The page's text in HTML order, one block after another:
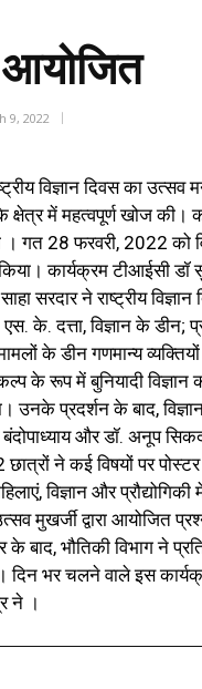
आयोजित
9, 2022
विज्ञान दिवस का उत्सव
के क्षेत्र में महत्वपूर्ण खोज
। गत 28 फरवरी, 2022
कार्यक्रम टीआईसी डॉ
सरदार ने राष्ट्रीय विज्ञान
के. दत्ता, विज्ञान के डीन;
के डीन गणमान्य व्यक्तियों
के रूप में बुनियादी
उनके प्रदर्शन के बाद,
और डॉ. अनूप
ने कई विषयों पर
विज्ञान और
मुखर्जी द्वारा आयोजित
भौतिकी विभाग ने
दिन भर चलने वाले इस
ने ।